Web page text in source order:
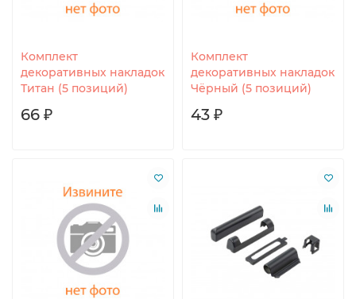
Комплект
декоративных накладок
Титан (5 позиций)
66 ₽
Комплект
декоративных накладок
Чёрный (5 позиций)
43 ₽